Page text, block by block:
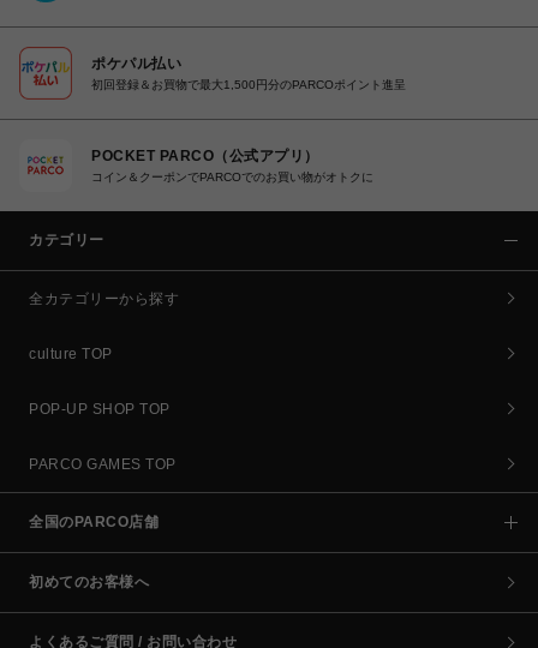
ポケパル払い
初回登録＆お買物で最大1,500円分のPARCOポイント進呈
POCKET PARCO（公式アプリ）
コイン＆クーポンでPARCOでのお買い物がオトクに
カテゴリー
全カテゴリーから探す
culture TOP
POP-UP SHOP TOP
PARCO GAMES TOP
全国のPARCO店舗
初めてのお客様へ
よくあるご質問 / お問い合わせ